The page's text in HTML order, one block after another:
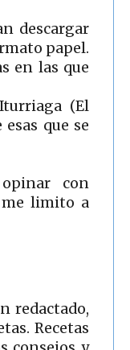
descargar
papel.
en las que
(El
que se
con
me limito a
redactado,
Recetas